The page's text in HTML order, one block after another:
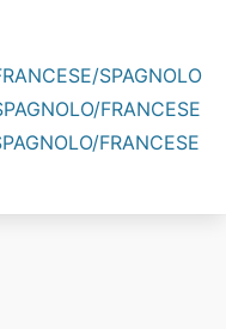
SPAGNOLO
FRANCESE
FRANCESE